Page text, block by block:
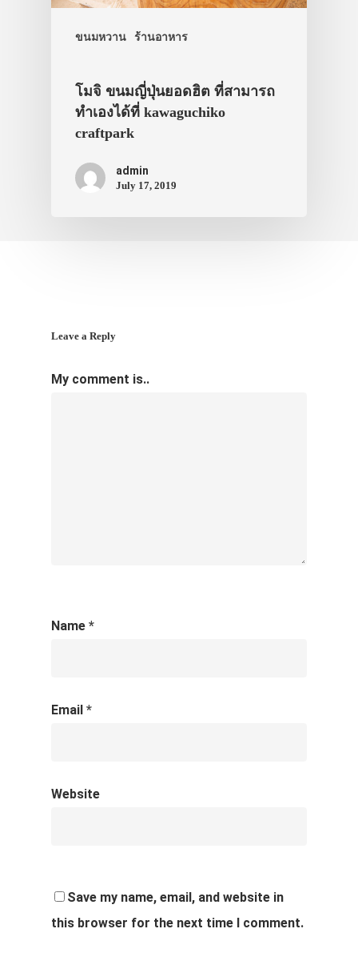
ขนมหวาน ร้านอาหาร
โมจิ ขนมญี่ปุ่นยอดฮิต ที่สามารถ
ทำเองได้ที่ kawaguchiko
craftpark
admin
July 17, 2019
Leave a Reply
My comment is..
Name *
Email *
Website
Save my name, email, and website in
this browser for the next time I comment.